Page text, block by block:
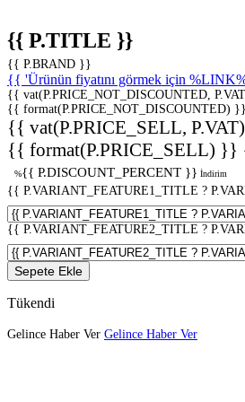
{{ P.TITLE }}
{{ P.BRAND }}
{{ 'Ürünün fiyatını görmek için
{{ vat(P.PRICE_NOT_DISCOUNTED,
{{ format(P.PRICE_NOT_DISCOUNTED) }}
{{ vat(P.PRICE_SELL,
{{ format(P.PRICE_SELL) }}
%{{ P.DISCOUNT_PERCENT }} İndirim
{{ P.VARIANT_FEATURE1_TITLE ?
{{ P.VARIANT_FEATURE2_TITLE ?
Sepete Ekle
Tükendi
Gelince Haber Ver Gelince Haber Ver